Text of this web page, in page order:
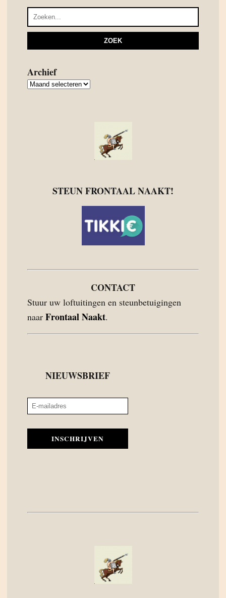
Archief
Archief
STEUN FRONTAAL NAAKT!
CONTACT
Stuur uw loftuitingen en steunbetuigingen
naar Frontaal Naakt.
NIEUWSBRIEF
INSCHRIJVEN